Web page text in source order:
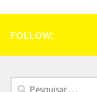
FOLLOW:
Pesquisar